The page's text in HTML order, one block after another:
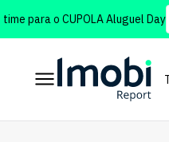
para o CUPOLA Aluguel Day